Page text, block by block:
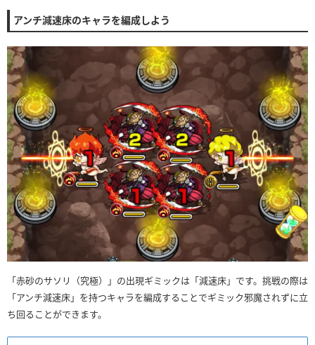
アンチ減速床のキャラを編成しよう
「赤砂のサソリ（究極）」の出現ギミックは「減速床」です。挑戦の際は
「アンチ減速床」を持つキャラを編成することでギミック邪魔されずに立
ち回ることができます。